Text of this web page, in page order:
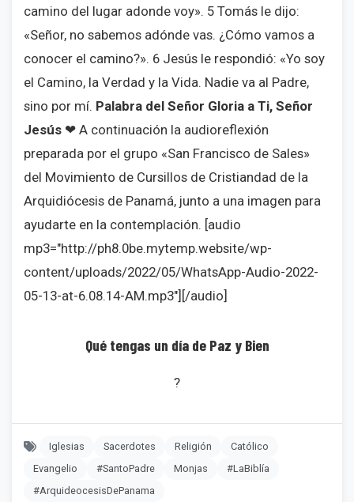
camino del lugar adonde voy». 5 Tomás le dijo:
«Señor, no sabemos adónde vas. ¿Cómo vamos a
conocer el camino?». 6 Jesús le respondió: «Yo soy
el Camino, la Verdad y la Vida. Nadie va al Padre,
sino por mí. Palabra del Señor Gloria a Ti, Señor
Jesús ❤ A continuación la audioreflexión
preparada por el grupo «San Francisco de Sales»
del Movimiento de Cursillos de Cristiandad de la
Arquidiócesis de Panamá, junto a una imagen para
ayudarte en la contemplación. [audio
mp3="http://ph8.0be.mytemp.website/wp-
content/uploads/2022/05/WhatsApp-Audio-2022-
05-13-at-6.08.14-AM.mp3"][/audio]
Qué tengas un día de Paz y Bien
?
Iglesias Sacerdotes Religión
Católico
Evangelio
#SantoPadre Monjas
#LaBiblía
#ArquideocesisDePanama